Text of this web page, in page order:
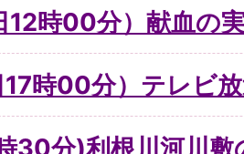
12時00分）献血の
17時00分）テレビ